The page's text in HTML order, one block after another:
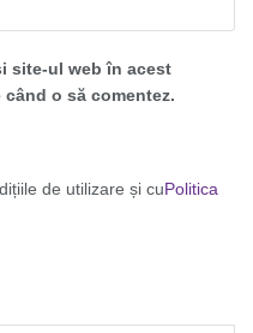
site-ul web în acest
o să comentez.
de utilizare și cuPolitica